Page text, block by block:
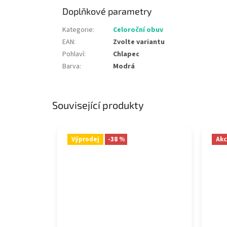
Související produkty
Výprodej -38 %
Doplňkové parametry
Kategorie:
Celoroční obuv
EAN:
Zvolte variantu
Pohlaví:
Chlapec
Barva: Modrá